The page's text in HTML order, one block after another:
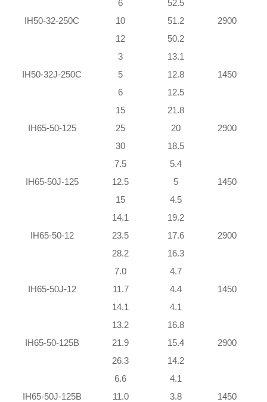
IH50-32-250C
6
10
12
52.5
51.2
50.2
2900
IH50-32J-250C
3
5
6
13.1
12.8
12.5
1450
IH65-50-125
15
25
30
21.8
20
18.5
2900
IH65-50J-125
7.5
12.5
15
5.4
5
4.5
1450
IH65-50-12
14.1
23.5
28.2
19.2
17.6
16.3
2900
IH65-50J-12
7.0
11.7
14.1
4.7
4.4
4.1
1450
IH65-50-125B
13.2
21.9
26.3
16.8
15.4
14.2
2900
IH65-50J-125B
6.6
11.0
4.1
3.8
1450